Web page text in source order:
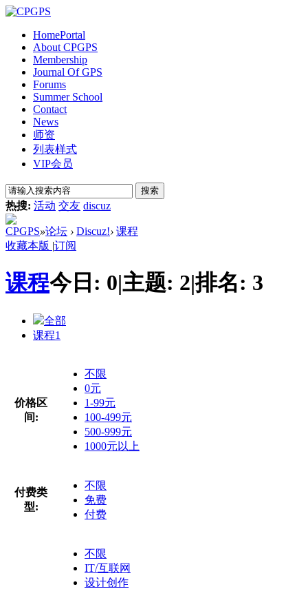
HomePortal
About CPGPS
Membership
Journal Of GPS
Forums
Summer School
Contact
News
师资
列表样式
VIP会员
搜索
热搜: 活动 交友 discuz
CPGPS»论坛 › Discuz!› 课程
收藏本版 |订阅
课程今日: 0|主题: 2|排名: 3
全部
课程1
价格区
间:
不限
0元
1-99元
100-499元
500-999元
1000元以上
付费类
型:
不限
免费
付费
不限
IT/互联网
设计创作